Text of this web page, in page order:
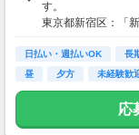
→月収341,000円+
◆時間を有効活用
日勤務
日勤日給13,500円
1,000円含む）
日給11,000円～+
※60歳以上の方は
日給11,000円
（交通費1,000円含
■日払いOK
す。
東京都新宿区：「
現場は他にも多数
にご相談ください！
日払い・週払いOK 長
昼
夕方 未経験歓
応